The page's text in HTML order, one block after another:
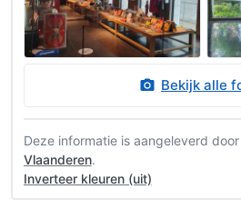
Bekijk alle
Deze informatie is aangeleverd door
Vlaanderen.
Inverteer kleuren (uit)